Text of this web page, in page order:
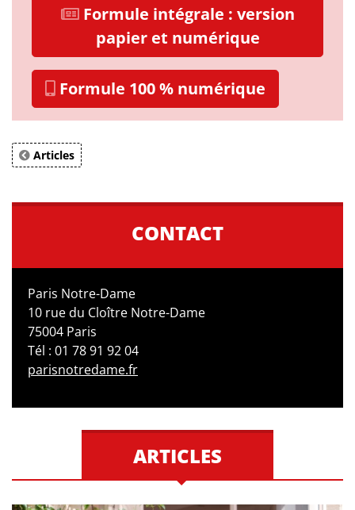
Formule intégrale : version
papier et numérique
Formule 100 % numérique
Articles
CONTACT
Paris Notre-Dame
10 rue du Cloître Notre-Dame
75004 Paris
Tél : 01 78 91 92 04
parisnotredame.fr
ARTICLES